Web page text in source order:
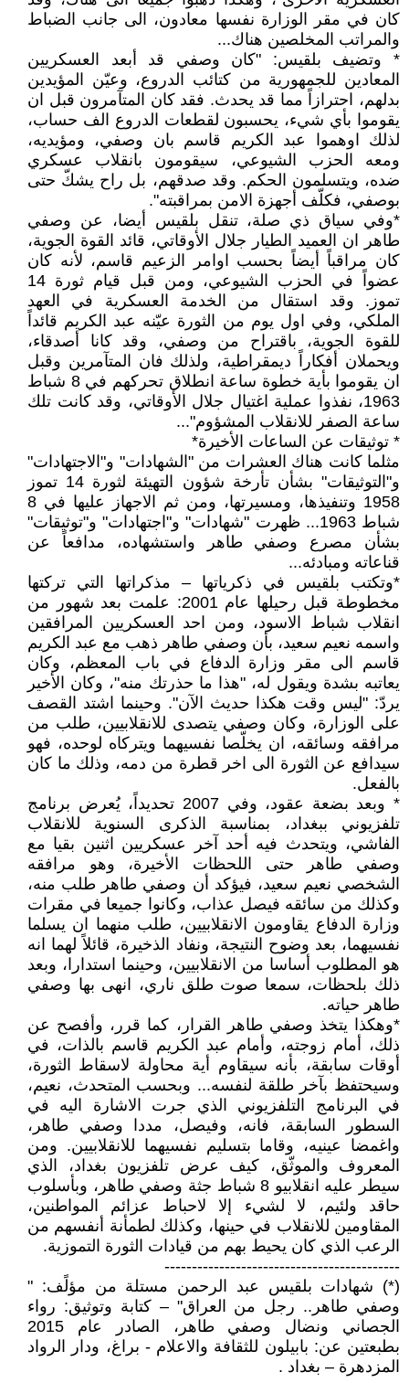
كان في مقر الوزارة نفسها معادون، الى جانب الضباط
والمراتب المخلصين هناك...
* وتضيف بلقيس: "كان وصفي قد أبعد العسكريين
المعادين للجمهورية من كتائب الدروع، وعيّن المؤيدين
بدلهم، احترازاً مما قد يحدث. فقد كان المتآمرون قبل ان
يقوموا بأي شيء، يحسبون لقطعات الدروع الف حساب،
لذلك اوهموا عبد الكريم قاسم بان وصفي، ومؤيديه،
ومعه الحزب الشيوعي، سيقومون بانقلاب عسكري
ضده، ويتسلمون الحكم. وقد صدقهم، بل راح يشكّ حتى
بوصفي، فكلّف أجهزة الامن بمراقبته".
*وفي سياق ذي صلة، تنقل بلقيس أيضا، عن وصفي
طاهر ان العميد الطيار جلال الأوقاتي، قائد القوة الجوية،
كان مراقباً أيضاً بحسب اوامر الزعيم قاسم، لأنه كان
عضواً في الحزب الشيوعي، ومن قبل قيام ثورة 14
تموز. وقد استقال من الخدمة العسكرية في العهد
الملكي، وفي اول يوم من الثورة عيّنه عبد الكريم قائداً
للقوة الجوية، باقتراح من وصفي، وقد كانا أصدقاء،
ويحملان أفكاراً ديمقراطية، ولذلك فان المتآمرين وقبل
ان يقوموا بأية خطوة ساعة انطلاق تحركهم في 8 شباط
1963، نفذوا عملية اغتيال جلال الأوقاتي، وقد كانت تلك
ساعة الصفر للانقلاب المشؤوم"...
* توثيقات عن الساعات الأخيرة*
مثلما كانت هناك العشرات من "الشهادات" و"الاجتهادات"
و"التوثيقات" بشأن تأرخة شؤون التهيئة لثورة 14 تموز
1958 وتنفيذها، ومسيرتها، ومن ثم الاجهاز عليها في 8
شباط 1963... ظهرت "شهادات" و"اجتهادات" و"توثيقات"
بشأن مصرع وصفي طاهر واستشهاده، مدافعاً عن
قناعاته ومبادئه...
*وتكتب بلقيس في ذكرياتها – مذكراتها التي تركتها
مخطوطة قبل رحيلها عام 2001: علمت بعد شهور من
انقلاب شباط الاسود، ومن احد العسكريين المرافقين
واسمه نعيم سعيد، بأن وصفي طاهر ذهب مع عبد الكريم
قاسم الى مقر وزارة الدفاع في باب المعظم، وكان
يعاتبه بشدة ويقول له، "هذا ما حذرتك منه"، وكان الأخير
يردّ: "ليس وقت هكذا حديث الآن". وحينما اشتد القصف
على الوزارة، وكان وصفي يتصدى للانقلابيين، طلب من
مرافقه وسائقه، ان يخلّصا نفسيهما ويتركاه لوحده، فهو
سيدافع عن الثورة الى اخر قطرة من دمه، وذلك ما كان
بالفعل.
* وبعد بضعة عقود، وفي 2007 تحديداً، يُعرض برنامج
تلفزيوني ببغداد، بمناسبة الذكرى السنوية للانقلاب
الفاشي، ويتحدث فيه أحد آخر عسكريين اثنين بقيا مع
وصفي طاهر حتى اللحظات الأخيرة، وهو مرافقه
الشخصي نعيم سعيد، فيؤكد أن وصفي طاهر طلب منه،
وكذلك من سائقه فيصل عذاب، وكانوا جميعا في مقرات
وزارة الدفاع يقاومون الانقلابيين، طلب منهما ان يسلما
نفسيهما، بعد وضوح النتيجة، ونفاد الذخيرة، قائلاً لهما انه
هو المطلوب أساسا من الانقلابيين، وحينما استدارا، وبعد
ذلك بلحظات، سمعا صوت طلق ناري، انهى بها وصفي
طاهر حياته.
*وهكذا يتخذ وصفي طاهر القرار، كما قرر، وأفصح عن
ذلك، أمام زوجته، وأمام عبد الكريم قاسم بالذات، في
أوقات سابقة، بأنه سيقاوم أية محاولة لاسقاط الثورة،
وسيحتفظ بآخر طلقة لنفسه... وبحسب المتحدث، نعيم،
في البرنامج التلفزيوني الذي جرت الاشارة اليه في
السطور السابقة، فانه، وفيصل، مددا وصفي طاهر،
واغمضا عينيه، وقاما بتسليم نفسيهما للانقلابيين. ومن
المعروف والموثّق، كيف عرض تلفزيون بغداد، الذي
سيطر عليه انقلابيو 8 شباط جثة وصفي طاهر، وبأسلوب
حاقد ولئيم، لا لشيء إلا لاحباط عزائم المواطنين،
المقاومين للانقلاب في حينها، وكذلك لطمأنة أنفسهم من
الرعب الذي كان يحيط بهم من قيادات الثورة التموزية.
-------------------------------------------
(*) شهادات بلقيس عبد الرحمن مستلة من مؤلًف: "
وصفي طاهر.. رجل من العراق" – كتابة وتوثيق: رواء
الجصاني ونضال وصفي طاهر، الصادر عام 2015
بطبعتين عن: بابيلون للثقافة والاعلام - براغ، ودار الرواد
المزدهرة – بغداد .